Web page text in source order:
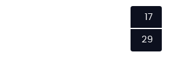
17
29